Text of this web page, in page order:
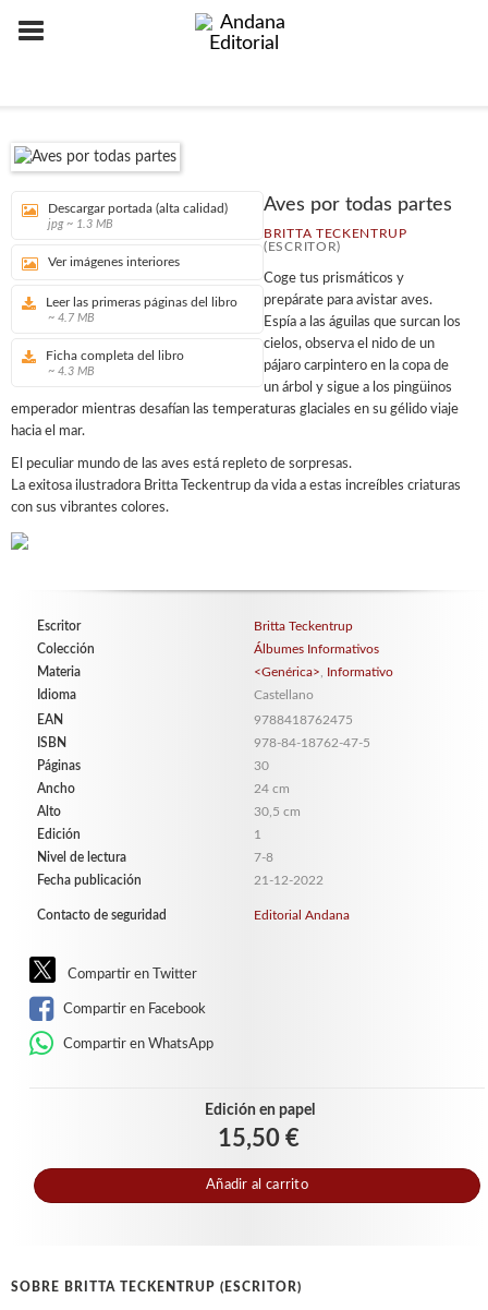
Descargar portada (alta calidad)
jpg ~ 1.3 MB
Ver imágenes interiores
Leer las primeras páginas del libro
~ 4.7 MB
Ficha completa del libro
~ 4.3 MB
Aves por todas partes
BRITTA TECKENTRUP
(ESCRITOR)
Coge tus prismáticos y
prepárate para avistar aves.
Espía a las águilas que surcan los
cielos, observa el nido de un
pájaro carpintero en la copa de
un árbol y sigue a los pingüinos
emperador mientras desafían las temperaturas glaciales en su gélido viaje
hacia el mar.
El peculiar mundo de las aves está repleto de sorpresas.
La exitosa ilustradora Britta Teckentrup da vida a estas increíbles criaturas
con sus vibrantes colores.
Escritor
Britta Teckentrup
Colección
Álbumes Informativos
Materia
<Genérica>
Informativo
Idioma
Castellano
EAN
9788418762475
ISBN
978-84-18762-47-5
Páginas
30
Ancho
24 cm
Alto
30,5 cm
Edición
1
Nivel de lectura
7-8
Fecha publicación
21-12-2022
Contacto de seguridad Editorial Andana
Compartir en Twitter
Compartir en Facebook
Compartir en WhatsApp
Edición en papel
15,50 €
Añadir al carrito
SOBRE BRITTA TECKENTRUP (ESCRITOR)